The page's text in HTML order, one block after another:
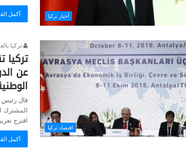
أخبار تركيا أكمل
اقتصاد تركيا
تركيا
عن
قال رئيس
المشترك
اقترح
أكمل